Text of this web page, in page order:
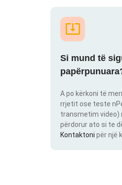
Si mund të
A po kërkoni të
rrjetit ose teste
transmetim video)
përdorur ato si te
Kontaktoni për një